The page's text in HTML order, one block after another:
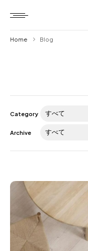
Blog
About us
for Business
Home Blog
Category
Archive